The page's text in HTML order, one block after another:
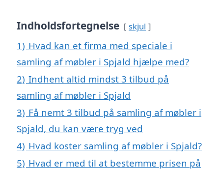
Indholdsfortegnelse skjul
1) Hvad kan et firma med speciale i
samling af møbler i Spjald hjælpe med?
2) Indhent altid mindst 3 tilbud på
samling af møbler i Spjald
3) Få nemt 3 tilbud på samling af møbler i
Spjald, du kan være tryg ved
4) Hvad koster samling af møbler i Spjald?
5) Hvad er med til at bestemme prisen på